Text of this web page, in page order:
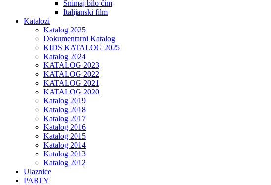
Snimaj bilo čim
Italijanski film
Katalozi
Katalog 2025
Dokumentarni Katalog
KIDS KATALOG 2025
Katalog 2024
KATALOG 2023
KATALOG 2022
KATALOG 2021
KATALOG 2020
Katalog 2019
Katalog 2018
Katalog 2017
Katalog 2016
Katalog 2015
Katalog 2014
Katalog 2013
Katalog 2012
Ulaznice
PARTY